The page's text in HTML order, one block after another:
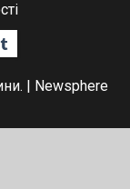
Tumblr
Newsphere